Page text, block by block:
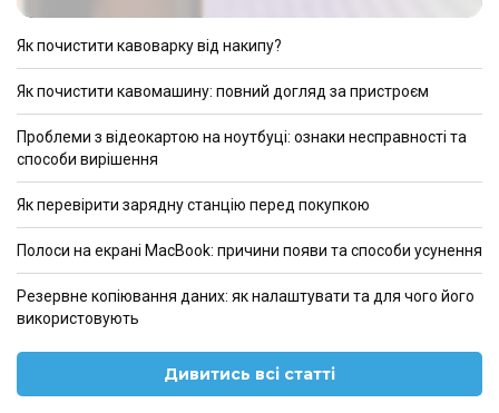
Як почистити кавоварку від накипу?
Як почистити кавомашину: повний догляд за пристроєм
Проблеми з відеокартою на ноутбуці: ознаки несправності та
способи вирішення
Як перевірити зарядну станцію перед покупкою
Полоси на екрані MacBook: причини появи та способи усунення
Резервне копіювання даних: як налаштувати та для чого його
використовують
Дивитись всі статті